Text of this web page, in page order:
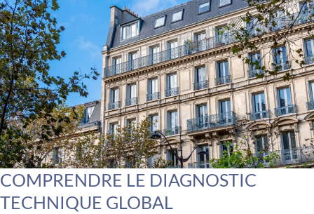
COMPRENDRE LE DIAGNOSTIC
TECHNIQUE GLOBAL